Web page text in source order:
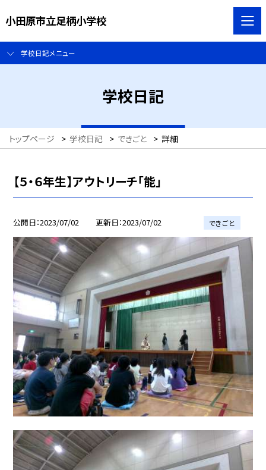
小田原市立足柄小学校
学校日記メニュー
学校日記
トップページ > 学校日記 > できごと > 詳細
【５・６年生】アウトリーチ「能」
公開日 2023/07/02 更新日 2023/07/02 できごと